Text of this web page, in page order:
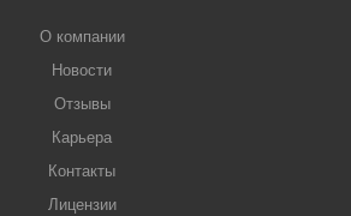
О компании
Новости
Отзывы
Карьера
Контакты
Лицензии